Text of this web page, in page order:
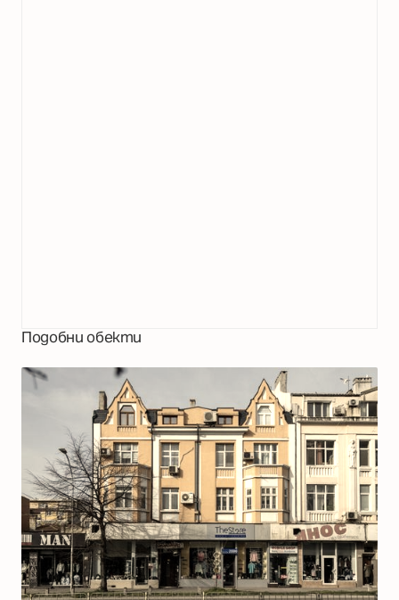
Подобни обекти